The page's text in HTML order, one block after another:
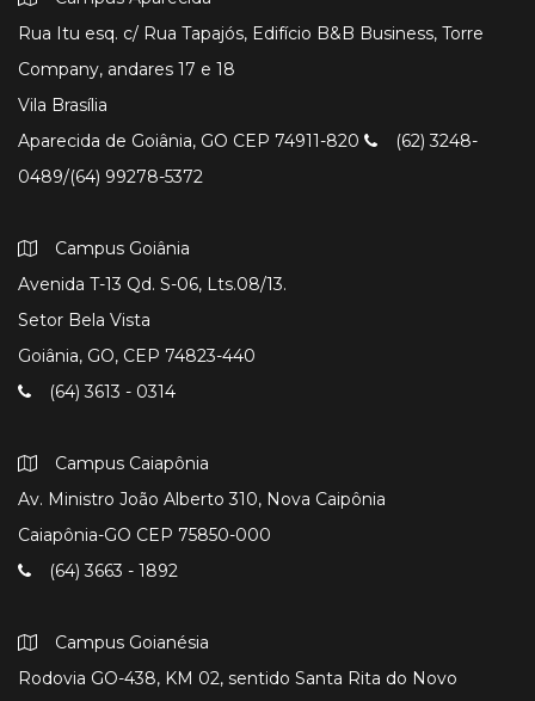
Rua Itu esq. c/ Rua Tapajós, Edifício B&B Business, Torre
Company, andares 17 e 18
Vila Brasília
Aparecida de Goiânia, GO CEP 74911-820
(62) 3248-
0489/(64) 99278-5372
Campus Goiânia
Avenida T-13 Qd. S-06, Lts.08/13.
Setor Bela Vista
Goiânia, GO, CEP 74823-440
(64) 3613 - 0314
Campus Caiapônia
Av. Ministro João Alberto 310, Nova Caipônia
Caiapônia-GO CEP 75850-000
(64) 3663 - 1892
Campus Goianésia
Rodovia GO-438, KM 02, sentido Santa Rita do Novo